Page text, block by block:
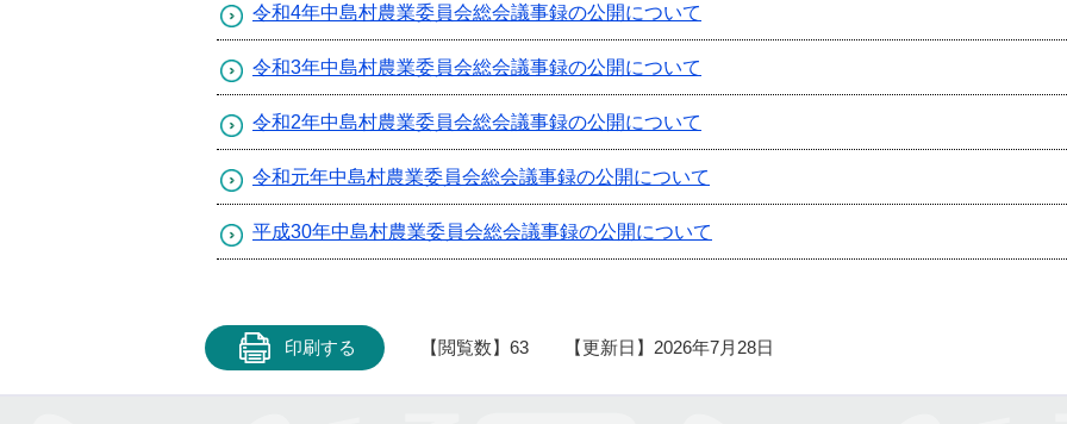
令和4年中島村農業委員会総会議事録の公開について
令和3年中島村農業委員会総会議事録の公開について
令和2年中島村農業委員会総会議事録の公開について
令和元年中島村農業委員会総会議事録の公開について
平成30年中島村農業委員会総会議事録の公開について
印刷する 【閲覧数】 63 【更新日】 2026年7月28日